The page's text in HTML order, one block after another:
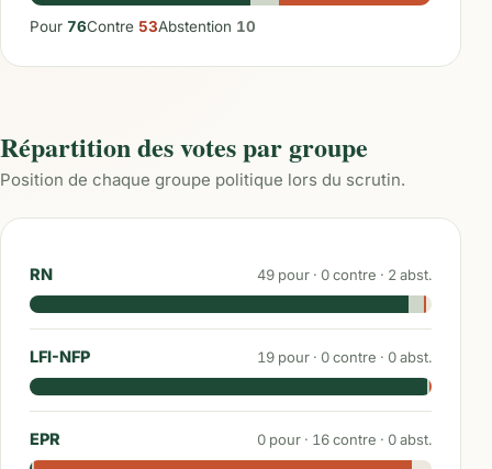
Pour 76Contre 53Abstention 10
Répartition des votes par groupe
Position de chaque groupe politique lors du scrutin.
RN 49 pour · 0contre · 2 abst.
LFI-NFP 19 pour · 0contre · 0abst.
EPR 0 pour · 16contre · 0abst.